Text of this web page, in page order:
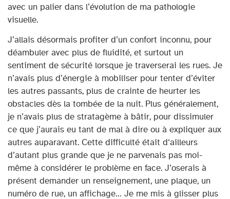
avec un palier dans l’évolution de ma pathologie
visuelle.
J’allais désormais profiter d’un confort inconnu, pour
déambuler avec plus de fluidité, et surtout un
sentiment de sécurité lorsque je traverserai les rues. Je
n’avais plus d’énergie à mobiliser pour tenter d’éviter
les autres passants, plus de crainte de heurter les
obstacles dès la tombée de la nuit. Plus généralement,
je n’avais plus de stratagème à bâtir, pour dissimuler
ce que j’aurais eu tant de mal à dire ou à expliquer aux
autres auparavant. Cette difficulté était d‘ailleurs
d’autant plus grande que je ne parvenais pas moi-
même à considérer le problème en face. J’oserais à
présent demander un renseignement, une plaque, un
numéro de rue, un affichage… Je me mis à glisser plus